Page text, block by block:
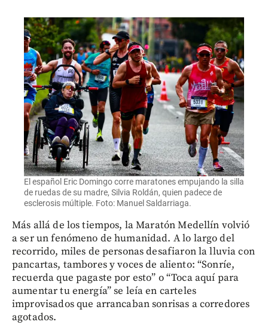
El español Eric Domingo corre maratones empujando la silla
de ruedas de su madre, Silvia Roldán, quien padece de
esclerosis múltiple. Foto: Manuel Saldarriaga.
Más allá de los tiempos, la Maratón Medellín volvió
a ser un fenómeno de humanidad. A lo largo del
recorrido, miles de personas desafiaron la lluvia con
pancartas, tambores y voces de aliento: “Sonríe,
recuerda que pagaste por esto” o “Toca aquí para
aumentar tu energía” se leía en carteles
improvisados que arrancaban sonrisas a corredores
agotados.